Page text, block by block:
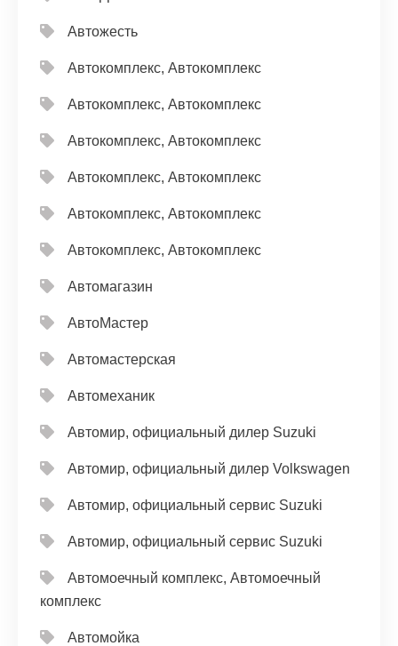
Автожесть
Автокомплекс, Автокомплекс
Автокомплекс, Автокомплекс
Автокомплекс, Автокомплекс
Автокомплекс, Автокомплекс
Автокомплекс, Автокомплекс
Автокомплекс, Автокомплекс
Автомагазин
АвтоМастер
Автомастерская
Автомеханик
Автомир, официальный дилер Suzuki
Автомир, официальный дилер Volkswagen
Автомир, официальный сервис Suzuki
Автомир, официальный сервис Suzuki
Автомоечный комплекс, Автомоечный
комплекс
Автомойка